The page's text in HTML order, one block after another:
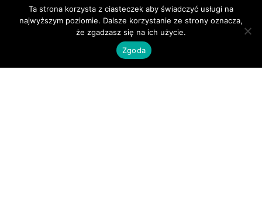
Dumnie wspierane przez WordPress|Kapusta – blog
ogrodniczy
Ta strona korzysta z ciasteczek aby świadczyć usługi na
najwyższym poziomie. Dalsze korzystanie ze strony oznacza,
że zgadzasz się na ich użycie.
Zgoda